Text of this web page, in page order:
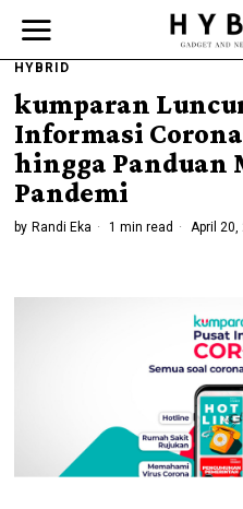
HYBRID
kumparan
Informasi
hingga Panduan
Pandemi
by Randi Eka 1 min read April 20,